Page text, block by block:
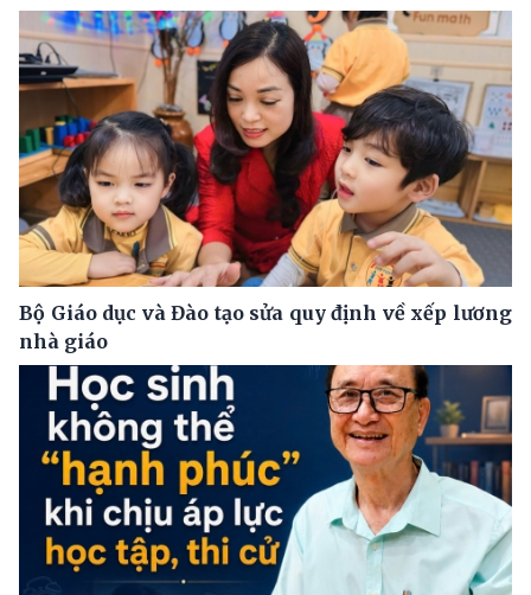
Bộ Giáo dục và Đào tạo sửa quy định về xếp lương
nhà giáo